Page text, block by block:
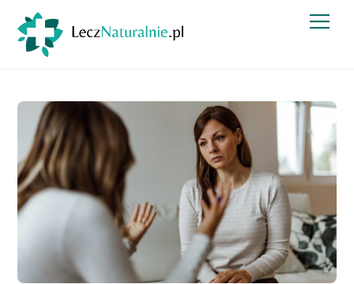
content